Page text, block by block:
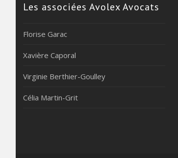
Les associées Avolex Avocats
Florise Garac
Xavière Caporal
Virginie Berthier-Goulley
Célia Martin-Grit